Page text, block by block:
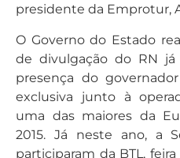
presidente da Emprotur,
O Governo do Estado
de divulgação do RN
presença do
exclusiva junto à
uma das maiores da
2015. Já neste ano, a
participaram da BTL,